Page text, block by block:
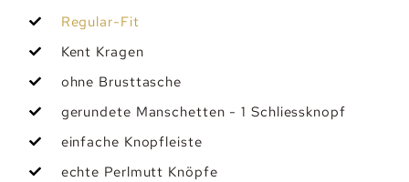
Regular-Fit
Kent Kragen
ohne Brusttasche
gerundete Manschetten - 1 Schliessknopf
einfache Knopfleiste
echte Perlmutt Knöpfe